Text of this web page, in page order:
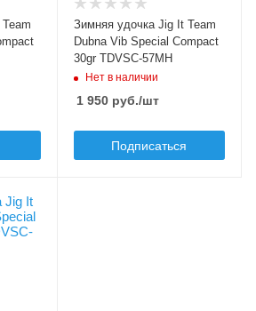
EVA
Модель удилища
Vib Special Compact
Длина удилища, м
0.57
30
Зимняя удочка Jig It Team
Dubna Vib Special Compact
30gr TDVSC-57MH
Нет в наличии
1 950руб./шт
Подписаться